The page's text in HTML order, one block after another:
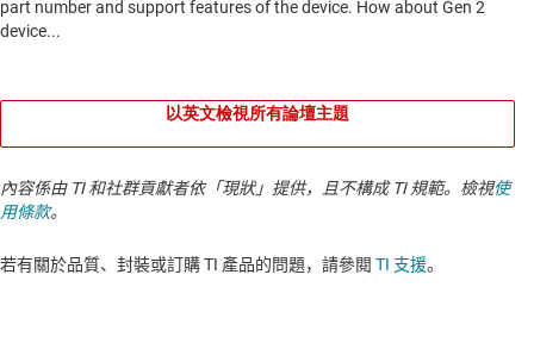
以英文檢視所有論壇主題
內容係由 TI 和社群貢獻者依「現狀」提供，且不構成 TI 規範。檢視使
用條款。
若有關於品質、封裝或訂購 TI 產品的問題，請參閱 TI 支援。​​​​​​​​​​​​​​